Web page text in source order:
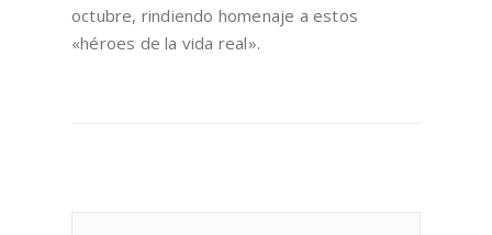
octubre, rindiendo homenaje a estos
«héroes de la vida real».